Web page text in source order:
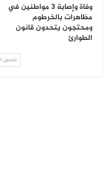
وفاة وإصابة 3 مواطنين في
مظاهرات بالخرطوم
ومحتجون يتحدون قانون
الطوارئ
تحميل